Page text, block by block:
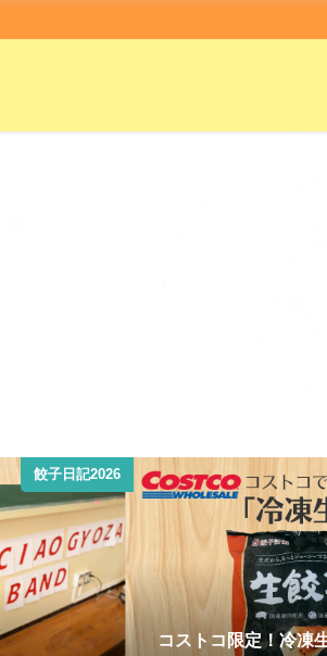
餃子日記2026
コストコ限定！冷凍